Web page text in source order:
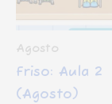
Agosto
Friso: Aula 2
(Agosto)